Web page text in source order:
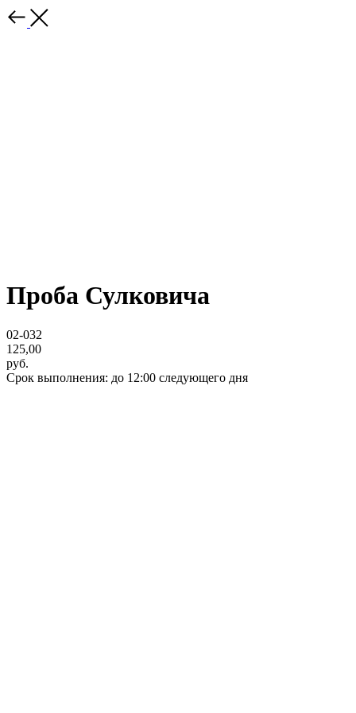
Проба Сулковича
02-032
125,00
руб.
Срок выполнения: до 12:00 следующего дня